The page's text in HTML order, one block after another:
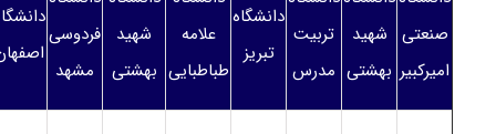
صنعتی
امیرکبیر
شهید
بهشتی
تربیت
مدرس
دانشگاه
تبریز
علامه
طباطبایی
شهید
بهشتی
فردوسی
مشهد